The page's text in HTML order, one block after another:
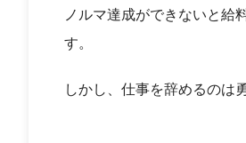
ノルマ達成ができないと給
す。
しかし、仕事を辞めるのは